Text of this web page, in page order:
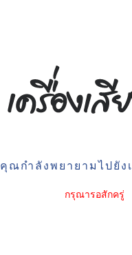
คุณกำลังพยายามไปยัง
กรุณารอสักครู่